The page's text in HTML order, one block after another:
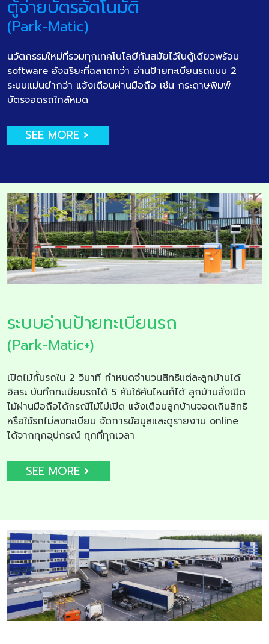
ตู้จ่ายบัตรอัตโนมัติ
(Park-Matic)
นวัตกรรมใหม่ที่รวมทุกเทคโนโลยีทันสมัยไว้ในตู้เดียวพร้อม
software อัจฉริยะที่ฉลาดกว่า อ่านป้ายทะเบียนรถแบบ 2
ระบบแม่นยำกว่า แจ้งเตือนผ่านมือถือ เช่น กระดาษพิมพ์
บัตรจอดรถใกล้หมด
SEE MORE
ระบบอ่านป้ายทะเบียนรถ
(Park-Matic+)
เปิดไม้กั้นรถใน 2 วินาที กำหนดจำนวนสิทธิแต่ละลูกบ้านได้
อิสระ บันทึกทะเบียนรถได้ 5 คันใช้คันไหนก็ได้ ลูกบ้านสั่งเปิด
ไม้ผ่านมือถือได้กรณีไม้ไม่เปิด แจ้งเตือนลูกบ้านจอดเกินสิทธิ
หรือใช้รถไม่ลงทะเบียน จัดการข้อมูลและดูรายงาน online
ได้จากทุกอุปกรณ์ ทุกที่ทุกเวลา
SEE MORE